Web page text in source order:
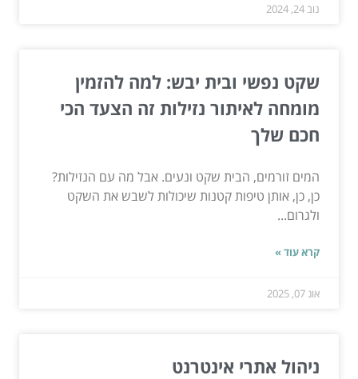
נוב 24, 2024
שקט נפשי ובית יבש: למה להזמין
מומחה לאיתור נזילות זה הצעד הכי
חכם שלך
המים זורמים, הבית שקט ונעים. אבל מה עם הנזילות?
כן, כן, אותן טיפות קטנות שיכולות לשבש את השקט
ולגרום...
קרא עוד »
אוג 07, 2025
ניהול אתרי אינטרנט